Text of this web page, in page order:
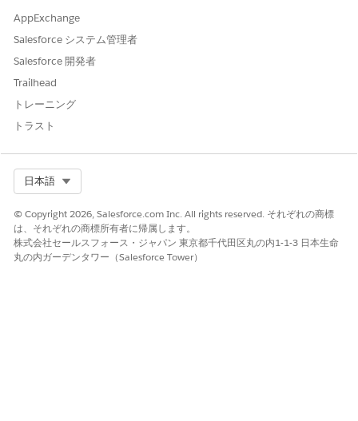
注意1:データ抽出アクティビティ実行時のエラーを防ぐ
ために、親ビジネスユニットにFTPユーザーが存在しない
場合は事前に作成してください。
SFTP User
注意2:データ抽出アクティビティ実行時にエラーがあっ
たかを検知するには、アクティビティタブで一回実行では
ください。
その他のリソース
チャネルアドレスを持たない連絡先の検索
AppExchange
Salesforce システム管理者
Salesforce 開発者
Trailhead
トレーニング
トラスト
日本語
© Copyright 2026, Salesforce.com Inc. All rights reserved. それぞれの商標
は、それぞれの商標所有者に帰属します。
株式会社セールスフォース・ジャパン 東京都千代田区丸の内1-1-3 日本生命
丸の内ガーデンタワー（Salesforce Tower）